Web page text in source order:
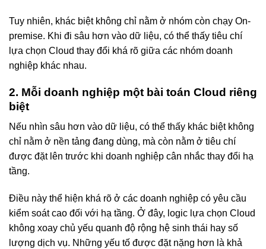
Tuy nhiên, khác biệt không chỉ nằm ở nhóm còn chạy On-
premise. Khi đi sâu hơn vào dữ liệu, có thể thấy tiêu chí
lựa chọn Cloud thay đổi khá rõ giữa các nhóm doanh
nghiệp khác nhau.
2. Mỗi doanh nghiệp một bài toán Cloud riêng
biệt
Nếu nhìn sâu hơn vào dữ liệu, có thể thấy khác biệt không
chỉ nằm ở nền tảng đang dùng, mà còn nằm ở tiêu chí
được đặt lên trước khi doanh nghiệp cân nhắc thay đổi hạ
tầng.
Điều này thể hiện khá rõ ở các doanh nghiệp có yêu cầu
kiểm soát cao đối với hạ tầng. Ở đây, logic lựa chọn Cloud
không xoay chủ yếu quanh độ rộng hệ sinh thái hay số
lượng dịch vụ. Những yếu tố được đặt nặng hơn là khả